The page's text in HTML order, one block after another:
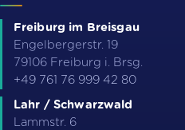
Freiburg im Breisgau
Engelbergerstr. 19
79106 Freiburg i. Brsg.
+49 761 76 999 42 80
Lahr / Schwarzwald
Lammstr. 6